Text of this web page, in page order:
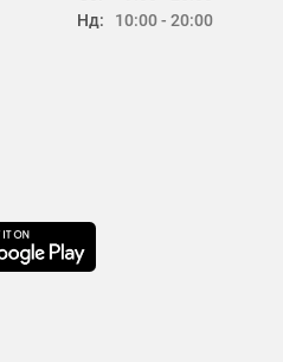
Нд:
10:00 - 20:00